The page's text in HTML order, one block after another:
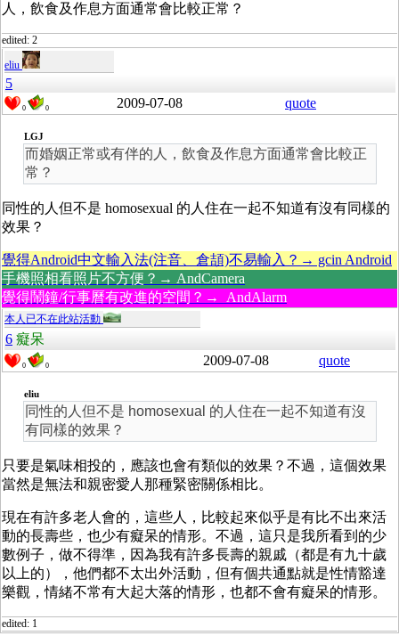
人，飲食及作息方面通常會比較正常？
edited: 2
eliu
5
0 0 2009-07-08 quote
LGJ
而婚姻正常或有伴的人，飲食及作息方面通常會比較正
常？
同性的人但不是 homosexual 的人住在一起不知道有沒有同樣的
效果？
覺得Android中文輸入法(注音、倉頡)不易輸入？→ gcin Android
手機照相看照片不方便？→ AndCamera
覺得鬧鐘/行事曆有改進的空間？→ AndAlarm
本人已不在此站活動
6 癡呆
0 0 2009-07-08 quote
eliu
同性的人但不是 homosexual 的人住在一起不知道有沒
有同樣的效果？
只要是氣味相投的，應該也會有類似的效果？不過，這個效果
當然是無法和親密愛人那種緊密關係相比。
現在有許多老人會的，這些人，比較起來似乎是有比不出來活
動的長壽些，也少有癡呆的情形。不過，這只是我所看到的少
數例子，做不得準，因為我有許多長壽的親戚（都是有九十歲
以上的），他們都不太出外活動，但有個共通點就是性情豁達
樂觀，情緒不常有大起大落的情形，也都不會有癡呆的情形。
edited: 1